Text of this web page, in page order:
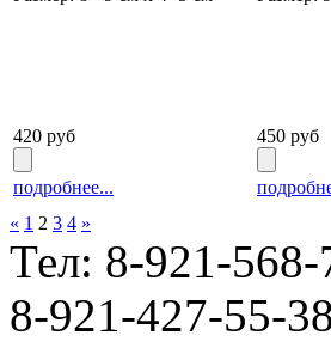
420 руб
подробнее...
450 руб
« 1 2 3 4 »
Тел: 8-921-568-
8-921-427-55-38